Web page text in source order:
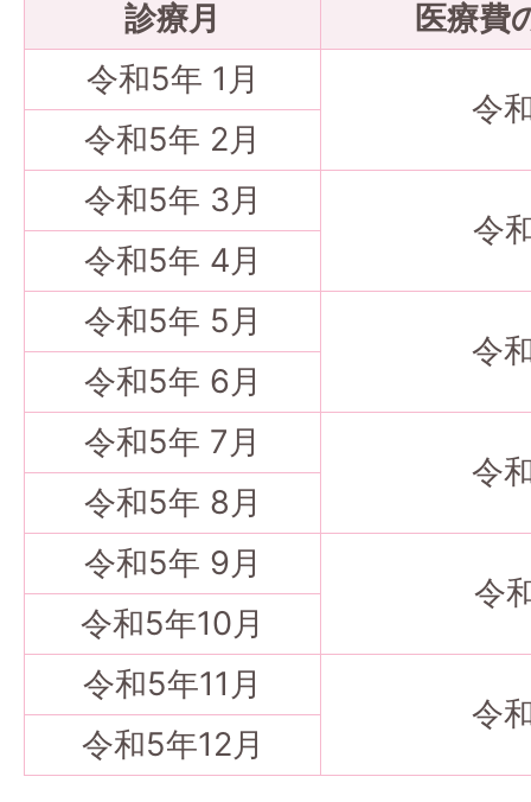
診療月
医療費
令和5年 1月
令
令和5年 2月
令和5年 3月
令
令和5年 4月
令和5年 5月
令
令和5年 6月
令和5年 7月
令
令和5年 8月
令和5年 9月
令
令和5年10月
令和5年11月
令
令和5年12月